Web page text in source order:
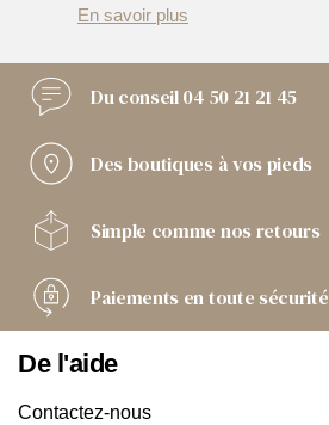
En savoir plus
Du conseil04 50 21 21 45
Des boutiques à vos pieds
Simple comme nos retours
Paiements en toute sécurité
De l'aide
Contactez-nous